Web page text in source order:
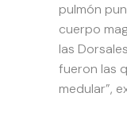
pulmón
cuerpo
las
fueron las
medular”,